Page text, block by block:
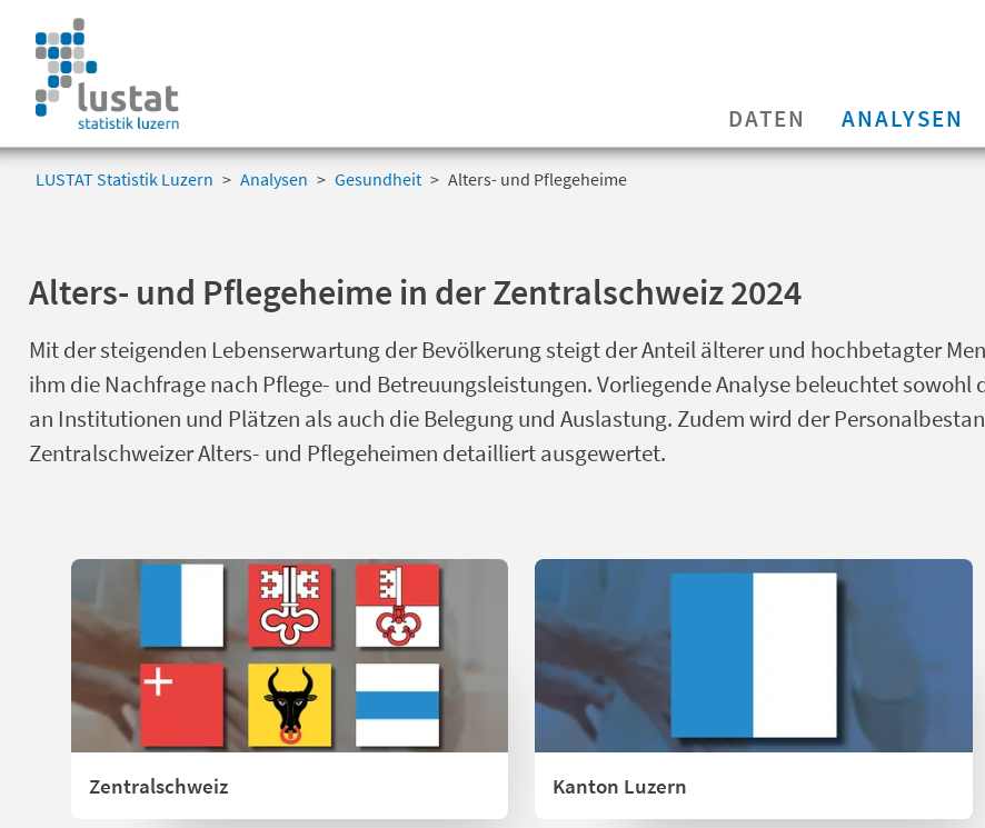
DATEN ANALYSEN
LUSTAT Statistik Luzern Analysen Gesundheit Alters- und Pflegeheime
Alters- und Pflegeheime in der Zentralschweiz 2024
Mit der steigenden Lebenserwartung der Bevölkerung steigt der Anteil älterer und hochbetagter
ihm die Nachfrage nach Pflege- und Betreuungsleistungen. Vorliegende Analyse beleuchtet sowohl
an Institutionen und Plätzen als auch die Belegung und Auslastung. Zudem wird der
Zentralschweizer Alters- und Pflegeheimen detailliert ausgewertet.
Zentralschweiz Kanton Luzern